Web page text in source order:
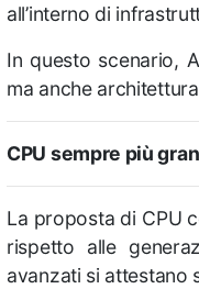
all’interno di
In questo scenario,
ma anche
CPU sempre più
La proposta di CPU
rispetto alle
avanzati si attestano